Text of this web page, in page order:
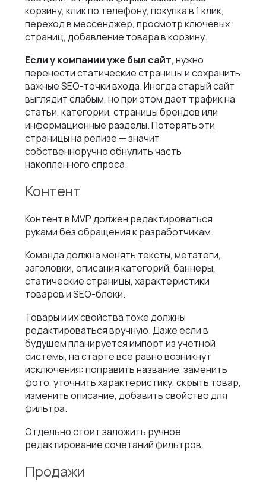
корзину, клик по телефону, покупка в 1 клик,
переход в мессенджер, просмотр ключевых
страниц, добавление товара в корзину.
Если у компании уже был сайт, нужно
перенести статические страницы и сохранить
важные SEO-точки входа. Иногда старый сайт
выглядит слабым, но при этом дает трафик на
статьи, категории, страницы брендов или
информационные разделы. Потерять эти
страницы на релизе — значит
собственноручно обнулить часть
накопленного спроса.
Контент
Контент в MVP должен редактироваться
руками без обращения к разработчикам.
Команда должна менять тексты, метатеги,
заголовки, описания категорий, баннеры,
статические страницы, характеристики
товаров и SEO-блоки.
Товары и их свойства тоже должны
редактироваться вручную. Даже если в
будущем планируется импорт из учетной
системы, на старте все равно возникнут
исключения: поправить название, заменить
фото, уточнить характеристику, скрыть товар,
изменить описание, добавить свойство для
фильтра.
Отдельно стоит заложить ручное
редактирование сочетаний фильтров.
Продажи